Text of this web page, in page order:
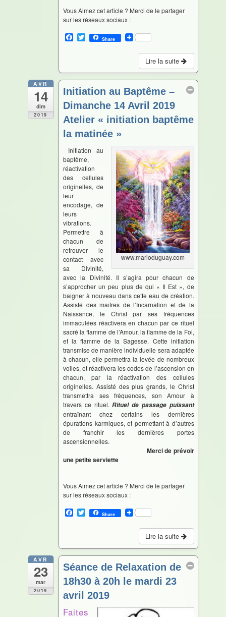
Vous Aimez cet article ? Merci de le partager
sur les réseaux sociaux :
F
a
o
o
k
T
w
e
Share
Lire la suite
AVR
14
dim
2019
Initiation au Baptême –
Dimanche 14 Avril 2019
Atelier « initiation baptême
la matinée »
www.marioduguay.com
Initiation au
baptême,
réactivation
des cellules
originelles, de
leur
encodage, de
leurs
vibrations.
Permettre à
chacun de
retrouver le
contact avec
sa Divinité,
avec la Divinité. Il s’agira pour chacun de
s’approcher un peu plus de qui « Il Est », de
baigner à nouveau dans cette eau de création.
Assisté des maîtres de l’Incarnation et de la
Naissance, le Christ par ses fréquences
immaculées réactivera en chacun par ce rituel
sacré la flamme de l’Amour, la flamme de la Foi,
et la flamme de la Sagesse. Cette initiation
transmise de manière individuelle sera adaptée
à chacun, elle permettra la levée de nombreux
voiles, et réactivera les codes de l’ascension en
chacun, par la réactivation des cellules
originelles. Assisté des plus grands, le Christ
transmettra ses fréquences, son Amour à
travers ce rituel.Rituel de passage puissant
entraînant chez certains les dernières
épurations karmiques, et permettant à d’autres
de franchir les dernières portes
ascensionnelles.
Merci de prévoir
une petite serviette
Vous Aimez cet article ? Merci de le partager
sur les réseaux sociaux :
F
a
o
o
k
T
w
e
Share
Lire la suite
AVR
23
mar
2019
Séance de Relaxation de
18h30 à 20h le mardi 23
avril 2019
Faites